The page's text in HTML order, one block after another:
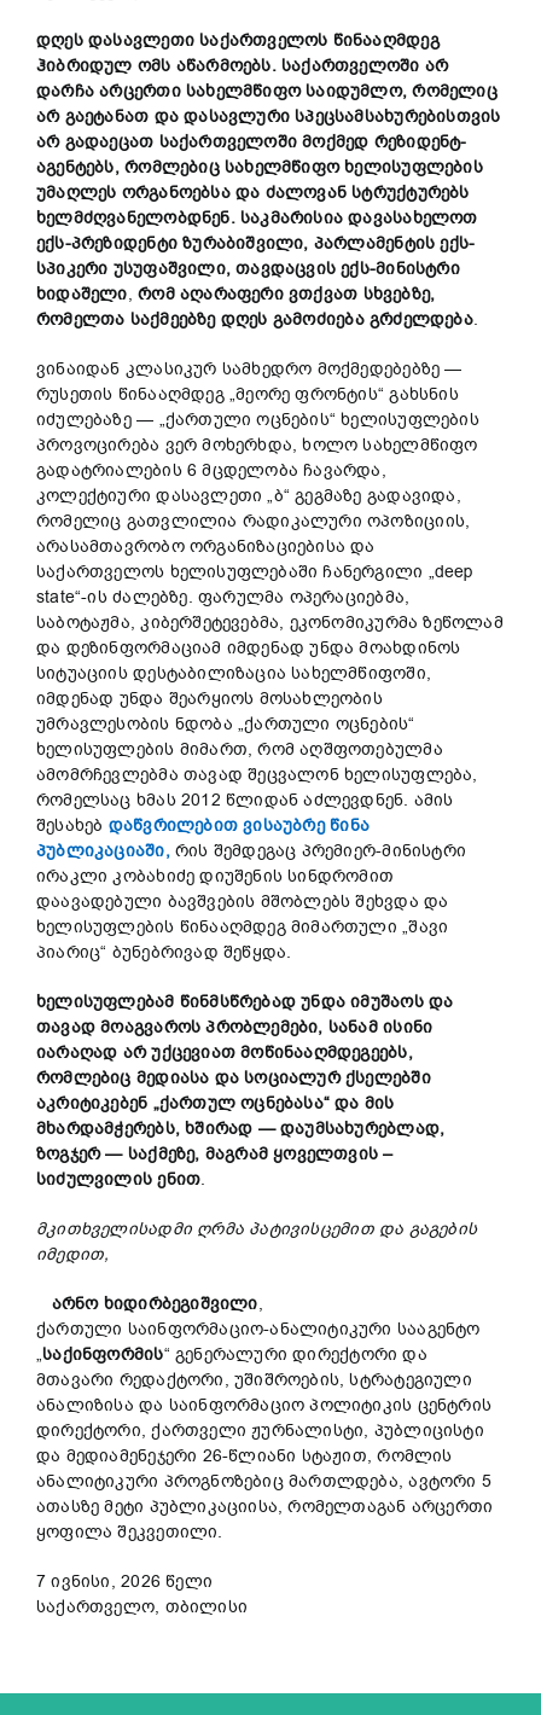
დღეს დასავლეთი საქართველოს წინააღმდეგ
ჰიბრიდულ ომს აწარმოებს. საქართველოში არ
დარჩა არცერთი სახელმწიფო საიდუმლო, რომელიც
არ გაეტანათ და დასავლური სპეცსამსახურებისთვის
არ გადაეცათ საქართველოშიმოქმედ რეზიდენტ-
აგენტებს, რომლებიც სახელმწიფო ხელისუფლების
უმაღლეს ორგანოებსა და ძალოვან სტრუქტურებს
ხელმძღვანელობდნენ. საკმარისია დავასახელოთ
ექს-პრეზიდენტი ზურაბიშვილი, პარლამენტის ექს-
სპიკერი უსუფაშვილი, თავდაცვის ექს-მინისტრი
ხიდაშელი,რომ აღარაფერი ვთქვათ სხვებზე,
რომელთა საქმეებზე დღეს გამოძიება გრძელდება.
ვინაიდან კლასიკურ სამხედრო მოქმედებებზე —
რუსეთის წინააღმდეგ „მეორე ფრონტის“ გახსნის
იძულებაზე — „ქართული ოცნების“ ხელისუფლების
პროვოცირება ვერ მოხერხდა, ხოლო სახელმწიფო
გადატრიალების 6 მცდელობა ჩავარდა,
კოლექტიური დასავლეთი „ბ“ გეგმაზე გადავიდა,
რომელიც გათვლილია რადიკალური ოპოზიციის,
არასამთავრობო ორგანიზაციებისა და
საქართველოს ხელისუფლებაში ჩანერგილი „deep
state“-ის ძალებზე. ფარულმა ოპერაციებმა,
საბოტაჟმა, კიბერშეტევებმა, ეკონომიკურმა ზეწოლამ
და დეზინფორმაციამ იმდენად უნდა მოახდინოს
სიტუაციის დესტაბილიზაცია სახელმწიფოში,
იმდენად უნდა შეარყიოს მოსახლეობის
უმრავლესობის ნდობა „ქართული ოცნების“
ხელისუფლების მიმართ, რომ აღშფოთებულმა
ამომრჩევლებმა თავად შეცვალონ ხელისუფლება,
რომელსაც ხმას 2012 წლიდან აძლევდნენ. ამის
შესახებ დაწვრილებით ვისაუბრე წინა
პუბლიკაციაში,რის შემდეგაც პრემიერ-მინისტრი
ირაკლი კობახიძე დიუშენის სინდრომით
დაავადებული ბავშვების მშობლებს შეხვდა და
ხელისუფლების წინააღმდეგ მიმართული „შავი
პიარიც“ ბუნებრივად შეწყდა.
ხელისუფლებამ წინმსწრებად უნდა იმუშაოს და
თავად მოაგვაროს პრობლემები, სანამ ისინი
იარაღად არ უქცევიათ მოწინააღმდეგეებს,
რომლებიც მედიასა და სოციალურ ქსელებში
აკრიტიკებენ „ქართულ ოცნებასა“ და მის
მხარდამჭერებს, ხშირად — დაუმსახურებლად,
ზოგჯერ — საქმეზე, მაგრამ ყოველთვის–
სიძულვილის ენით.
მკითხველისადმი ღრმა პატივისცემით და გაგების
იმედით,
არნო ხიდირბეგიშვილი,
ქართული საინფორმაციო-ანალიტიკური სააგენტო
„საქინფორმის“ გენერალური დირექტორი და
მთავარი რედაქტორი, უშიშროების, სტრატეგიული
ანალიზისა და საინფორმაციო პოლიტიკის ცენტრის
დირექტორი, ქართველი ჟურნალისტი, პუბლიცისტი
და მედიამენეჯერი 26-წლიანი სტაჟით, რომლის
ანალიტიკური პროგნოზებიც მართლდება, ავტორი 5
ათასზე მეტი პუბლიკაციისა, რომელთაგან არცერთი
ყოფილა შეკვეთილი.
7 ივნისი, 2026 წელი
საქართველო, თბილისი